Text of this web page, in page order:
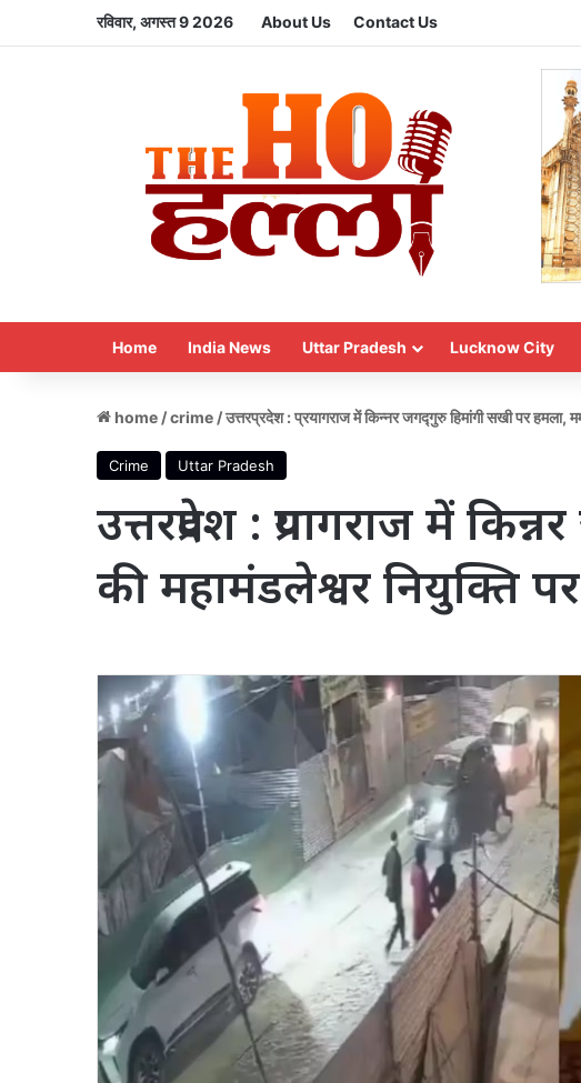
रविवार, अगस्त 9 2026 About Us Contact Us
Home India News Uttar Pradesh Lucknow City
home /crime /उत्तरप्रदेश : प्रयागराज में किन्नर जगद्गुरु हिमांगी सखी पर हमला,
Crime Uttar Pradesh
उत्तरप्रदेश : प्रयागराज में
की महामंडलेश्वर नियुक्ति